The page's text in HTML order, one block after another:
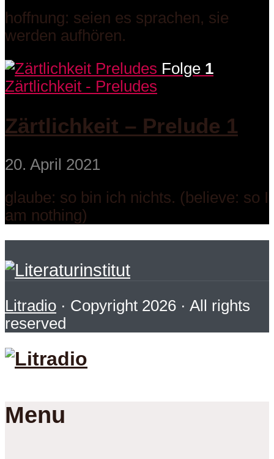
hoffnung: seien es sprachen, sie
werden aufhören.
Folge 1
Zärtlichkeit - Preludes
Zärtlichkeit – Prelude 1
20. April 2021
glaube: so bin ich nichts. (believe: so I
am nothing)
Litradio · Copyright 2026 · All rights
reserved
Menu